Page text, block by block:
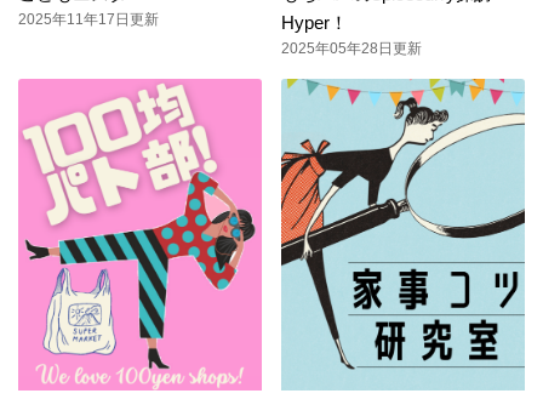
2025年11年17日更新
Hyper！
2025年05年28日更新